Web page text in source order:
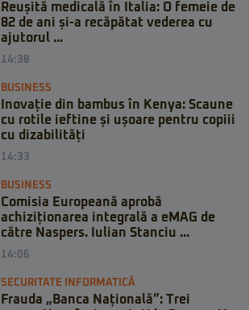
Reușită medicală în Italia: O femeie de
82 de ani și-a recăpătat vederea cu
ajutorul ...
14:38
BUSINESS
Inovație din bambus în Kenya: Scaune
cu rotile ieftine și ușoare pentru copiii
cu dizabilități
14:33
BUSINESS
Comisia Europeană aprobă
achiziționarea integrală a eMAG de
către Naspers. Iulian Stanciu ...
14:06
SECURITATE INFORMATICĂ
Frauda „Banca Națională”: Trei